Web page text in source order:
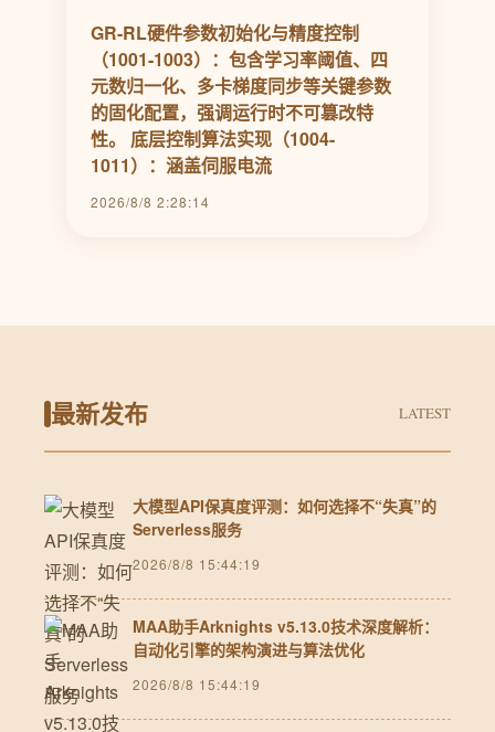
GR-RL硬件参数初始化与精度控制
（1001-1003）：包含学习率阈值、四
元数归一化、多卡梯度同步等关键参数
的固化配置，强调运行时不可篡改特
性。 底层控制算法实现（1004-
1011）：涵盖伺服电流
2026/8/8 2:28:14
最新发布 LATEST
大模型API保真度评测：如何选择不“失真”的
Serverless服务
2026/8/8 15:44:19
MAA助手Arknights v5.13.0技术深度解析：
自动化引擎的架构演进与算法优化
2026/8/8 15:44:19